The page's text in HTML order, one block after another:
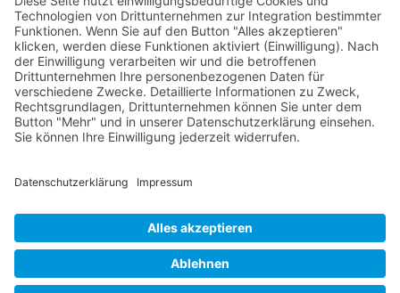
Friedrich Merz hat es wieder getan: Kaum ist die
Wahl vorbei, folgt die nächste Kehrtwende. Mit
einem Sondervermögen von 500 Milliarden Euro für
die Infrastruktur und einem Blankoscheck für die […]
KONTAKT
IMPRESSUM